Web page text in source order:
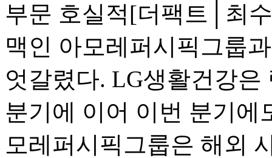
부문 호실적[더팩트│최
맥인 아모레퍼시픽그룹
엇갈렸다. LG생활건강
분기에 이어 이번 분기에
모레퍼시픽그룹은 해외